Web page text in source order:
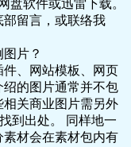
合实力指标
好度分析
喜好度分析
面逻辑
盘软件或迅雷下载。
留言，或联络我
片？
、网站模板、网页
的图片通常并不包
关商业图片需另外
到出处。 同样地一
材会在素材包内有